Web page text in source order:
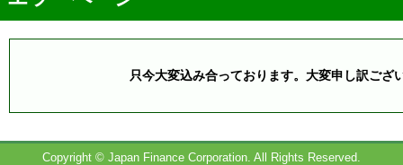
只今大変込み合っております。大変申し訳ご
Copyright © Japan Finance Corporation. All Rights Reserved.